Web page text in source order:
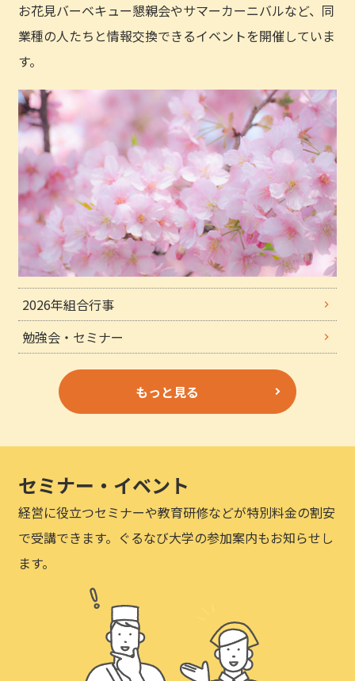
お花見バーベキュー懇親会やサマーカーニバルなど、同
業種の人たちと情報交換できるイベントを開催していま
す。
2026年組合行事
勉強会・セミナー
もっと見る
セミナー・イベント
経営に役立つセミナーや教育研修などが特別料金の割安
で受講できます。ぐるなび大学の参加案内もお知らせし
ます。